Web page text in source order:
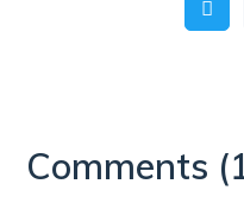
Comments